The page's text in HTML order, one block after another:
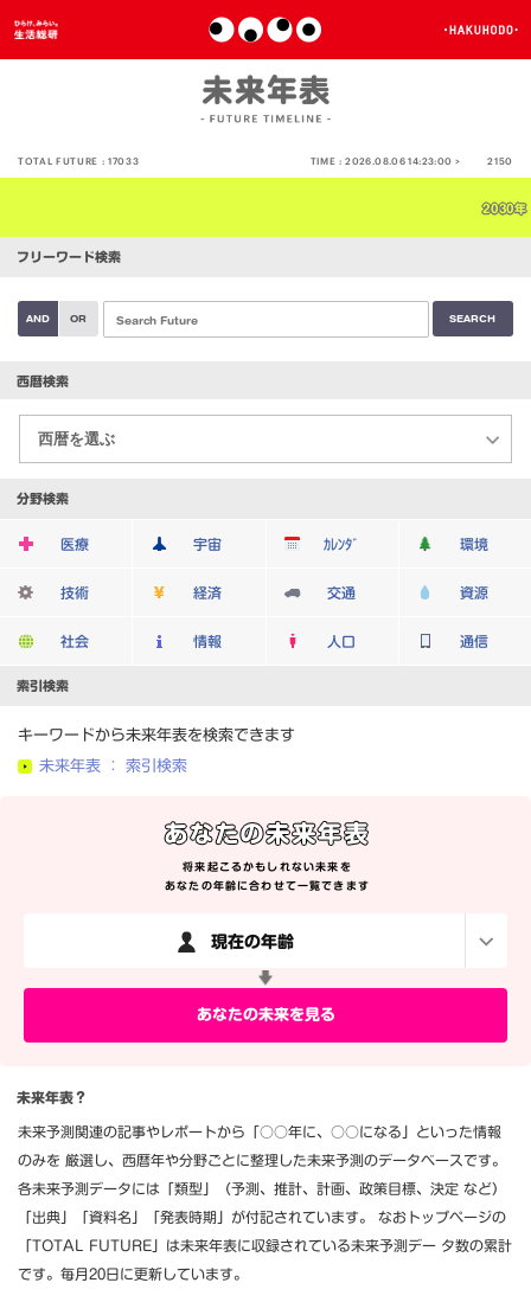
TOTAL FUTURE :17033 TIME :2026.08.06 14:23:00 > 2150
2030年
フリーワード検索
AND OR
西暦検索
分野検索
医療 宇宙 ｶﾚﾝﾀﾞ 環境
技術 経済 交通 資源
社会 情報 人口 通信
索引検索
キーワードから未来年表を検索できます
未来年表 ： 索引検索
将来起こるかもしれない未来を
あなたの年齢に合わせて一覧できます
未来年表？
未来予測関連の記事やレポートから「○○年に、○○になる」といった情報
のみを 厳選し、西暦年や分野ごとに整理した未来予測のデータベースです。
各未来予測データには「類型」（予測、推計、計画、政策目標、決定 など）
「出典」「資料名」「発表時期」が付記されています。 なおトップページの
「TOTAL FUTURE」は未来年表に収録されている未来予測デー タ数の累計
です。毎月20日に更新しています。